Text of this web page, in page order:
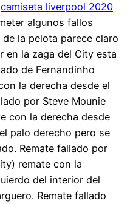
camiseta liverpool 2020
algunos fallos
la pelota parece claro
en la zaga del City esta
de Fernandinho
la derecha desde el
por Steve Mounie
con la derecha desde
palo derecho pero se
Remate fallado por
remate con la
del interior del
Remate fallado